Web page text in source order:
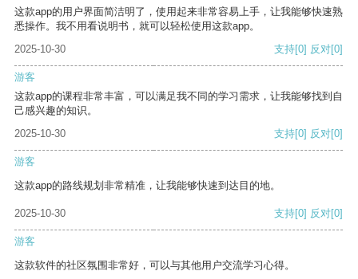
这款app的用户界面简洁明了，使用起来非常容易上手，让我能够快速熟
悉操作。我不用看说明书，就可以轻松使用这款app。
2025-10-30
支持[0] 反对[0]
游客
这款app的课程非常丰富，可以满足我不同的学习需求，让我能够找到自
己感兴趣的知识。
2025-10-30
支持[0] 反对[0]
游客
这款app的路线规划非常精准，让我能够快速到达目的地。
2025-10-30 支持[0] 反对[0]
游客
这款软件的社区氛围非常好，可以与其他用户交流学习心得。